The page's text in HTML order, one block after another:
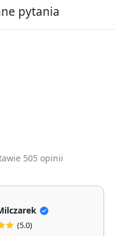
pytania
505 opinii
(5.0)